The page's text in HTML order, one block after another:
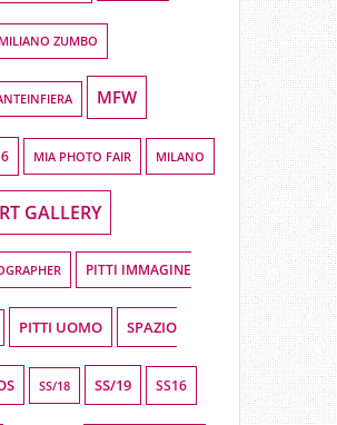
ZUMBO
MFW
MIA PHOTO FAIR MILANO
GALLERY
PITTI IMMAGINE
PITTI UOMO SPAZIO
SS/18 SS/19 SS16